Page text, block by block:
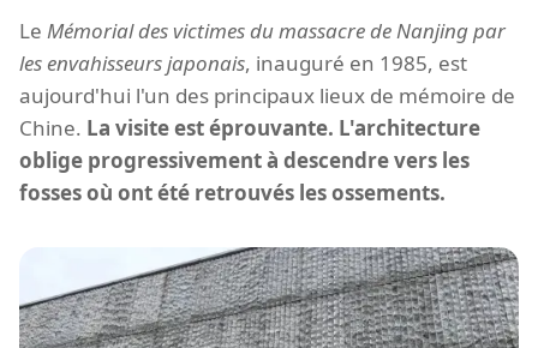
Le Mémorial des victimes du massacre de Nanjing par
les envahisseurs japonais, inauguré en 1985, est
aujourd'hui l'un des principaux lieux de mémoire de
Chine. La visite est éprouvante. L'architecture
oblige progressivement à descendre vers les
fosses où ont été retrouvés les ossements.